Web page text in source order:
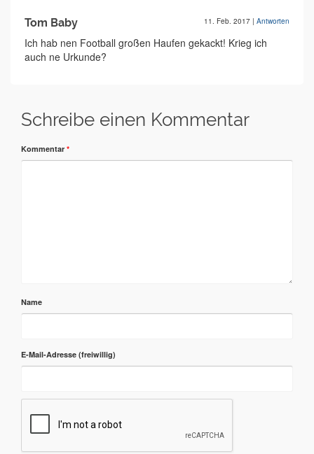
Tom Baby 11. Feb. 2017 | Antworten
Ich hab nen Football großen Haufen gekackt! Krieg ich
auch ne Urkunde?
Schreibe einen Kommentar
Kommentar *
Name
E-Mail-Adresse